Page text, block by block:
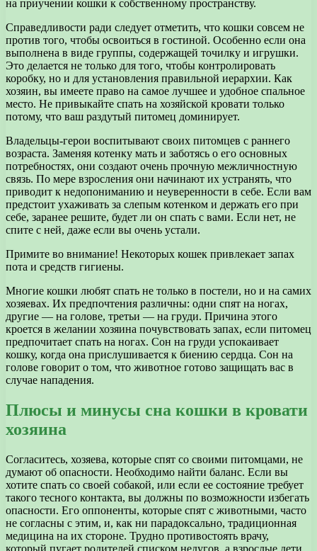
на приучении кошки к собственному пространству.
Справедливости ради следует отметить, что кошки совсем не
против того, чтобы освоиться в гостиной. Особенно если она
выполнена в виде группы, содержащей точилку и игрушки.
Это делается не только для того, чтобы контролировать
коробку, но и для установления правильной иерархии. Как
хозяин, вы имеете право на самое лучшее и удобное спальное
место. Не привыкайте спать на хозяйской кровати только
потому, что ваш раздутый питомец доминирует.
Владельцы-герои воспитывают своих питомцев с раннего
возраста. Заменяя котенку мать и заботясь о его основных
потребностях, они создают очень прочную межличностную
связь. По мере взросления они начинают их устранять, что
приводит к недопониманию и неуверенности в себе. Если вам
предстоит ухаживать за слепым котенком и держать его при
себе, заранее решите, будет ли он спать с вами. Если нет, не
спите с ней, даже если вы очень устали.
Примите во внимание! Некоторых кошек привлекает запах
пота и средств гигиены.
Многие кошки любят спать не только в постели, но и на самих
хозяевах. Их предпочтения различны: одни спят на ногах,
другие — на голове, третьи — на груди. Причина этого
кроется в желании хозяина почувствовать запах, если питомец
предпочитает спать на ногах. Сон на груди успокаивает
кошку, когда она прислушивается к биению сердца. Сон на
голове говорит о том, что животное готово защищать вас в
случае нападения.
Плюсы и минусы сна кошки в кровати
хозяина
Согласитесь, хозяева, которые спят со своими питомцами, не
думают об опасности. Необходимо найти баланс. Если вы
хотите спать со своей собакой, или если ее состояние требует
такого тесного контакта, вы должны по возможности избегать
опасности. Его оппоненты, которые спят с животными, часто
не согласны с этим, и, как ни парадоксально, традиционная
медицина на их стороне. Трудно противостоять врачу,
который пугает родителей списком недугов, а взрослые дети